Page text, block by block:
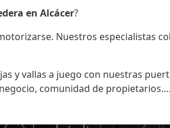
en Alcácer?
Nuestros especialistas
y vallas a juego con nuestras
comunidad de propietarios….